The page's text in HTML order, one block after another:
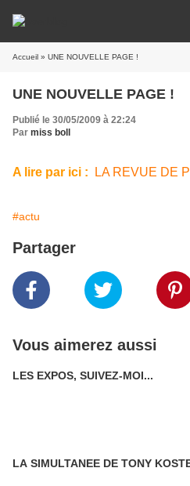
Accueil » UNE NOUVELLE PAGE !
UNE NOUVELLE PAGE !
Publié le 30/05/2009 à 22:24
Par miss boll
A lire par ici : LA REVUE DE
#actu
Partager
Vous aimerez aussi
LES EXPOS, SUIVEZ-MOI...
LA SIMULTANEE DE TONY